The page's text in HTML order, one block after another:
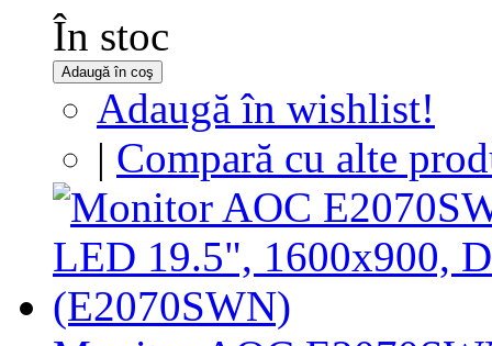
În stoc
Adaugă în coş
Adaugă în wishlist!
| Compară cu alte